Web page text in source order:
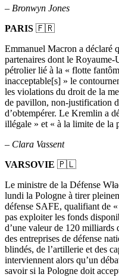
– Bronwyn Jones
PARIS 🇫🇷
Emmanuel Macron a déclaré
partenaires dont le
pétrolier lié à la « flotte
inacceptable[s] » le
les violations du droit de la
de pavillon, non-justification
d’obtempérer. Le Kremlin a
illégale » et « à la limite de la
– Clara Vassent
VARSOVIE 🇵🇱
Le ministre de la Défense
lundi la Pologne à tirer
défense SAFE, qualifiant de
pas exploiter les fonds
d’une valeur de 120 milliards
des entreprises de défense
blindés, de l’artillerie et des
interviennent alors qu’un
savoir si la Pologne doit